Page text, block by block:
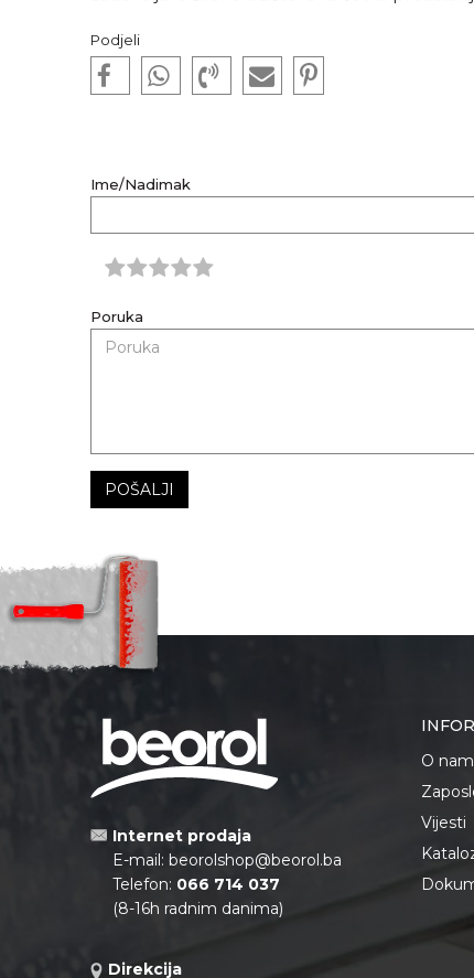
Podjeli
Ime/Nadimak
Poruka
POŠALJI
Internet prodaja
E-mail: beorolshop@beorol.ba
Telefon: 066 714 037
(8-16h radnim danima)
Direkcija
O
Vijesti